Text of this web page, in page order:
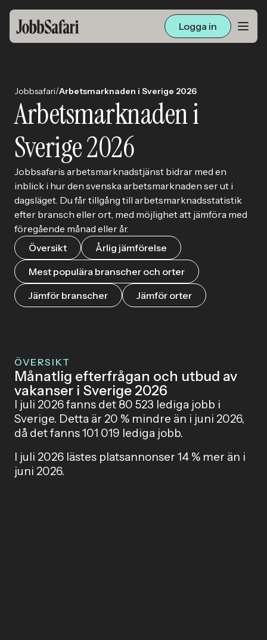
Logga in
Arbetsliv och karriär
Skapa annons
Sök med AI
Ny här? Skapa konto
Jobbsafari/Arbetsmarknaden i Sverige 2026
Arbetsmarknaden i
Sverige 2026
Jobbsafaris arbetsmarknadstjänst bidrar med en
inblick i hur den svenska arbetsmarknaden ser ut i
dagsläget. Du får tillgång till arbetsmarknadsstatistik
efter bransch eller ort, med möjlighet att jämföra med
föregående månad eller år.
Översikt
Årlig jämförelse
Mest populära branscher och orter
Jämför branscher
Jämför orter
ÖVERSIKT
Månatlig efterfrågan och utbud av
vakanser i Sverige 2026
I juli 2026 fanns det 80 523 lediga jobb i
Sverige. Detta är 20 % mindre än i juni 2026,
då det fanns 101 019 lediga jobb.
I juli 2026 lästes platsannonser 14 % mer än i
juni 2026.